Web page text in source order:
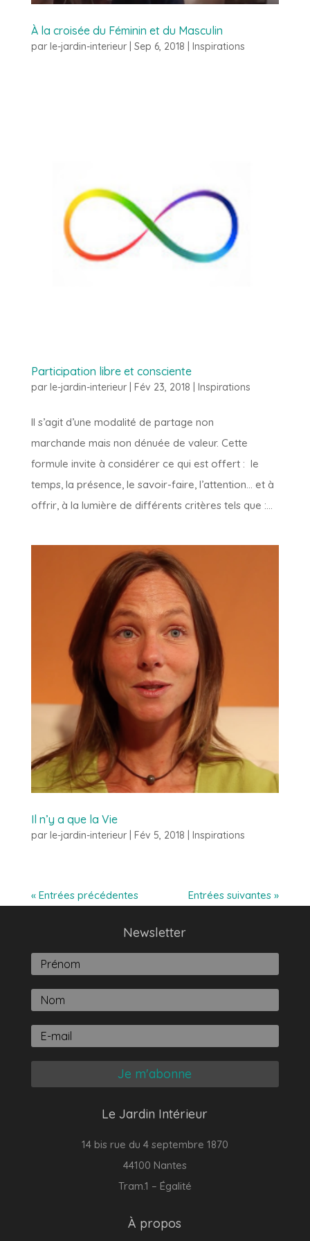
À la croisée du Féminin et du Masculin
par le-jardin-interieur| Sep 6, 2018 Inspirations
Participation libre et consciente
par le-jardin-interieur| Fév 23, 2018 Inspirations
Il s’agit d’une modalité de partage non
marchande mais non dénuée de valeur. Cette
formule invite à considérer ce qui est offert : le
temps, la présence, le savoir-faire, l’attention… et à
offrir, à la lumière de différents critères tels que :...
Il n’y a que la Vie
par le-jardin-interieur| Fév 5, 2018 Inspirations
« Entrées précédentes Entrées suivantes »
Newsletter
Je m'abonne
Le Jardin Intérieur
14 bis rue du 4 septembre 1870
44100 Nantes
Tram.1 – Égalité
À propos